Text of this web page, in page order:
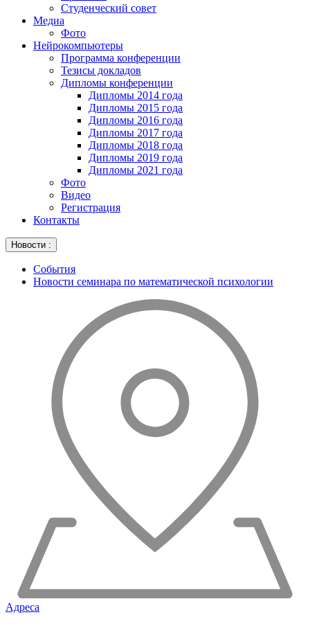
Студенческий совет
Медиа
Фото
Нейрокомпьютеры
Программа конференции
Тезисы докладов
Дипломы конференции
Дипломы 2014 года
Дипломы 2015 года
Дипломы 2016 года
Дипломы 2017 года
Дипломы 2018 года
Дипломы 2019 года
Дипломы 2021 года
Фото
Видео
Регистрация
Контакты
Новости :
События
Новости семинара по математической психологии
Адреса